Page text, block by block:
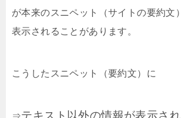
が本来のスニペット（サイトの要約文
表示されることがあります。
こうしたスニペット（要約文）に
テキスト以外の情報が表示さ